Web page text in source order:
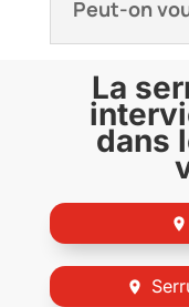
Peut-on
La
dans